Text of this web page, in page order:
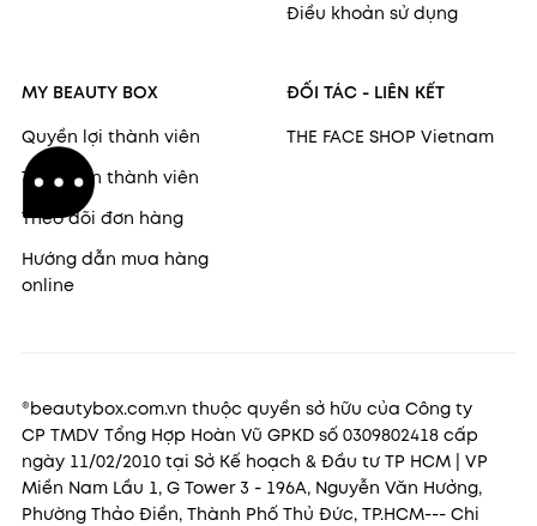
Điều khoản sử dụng
MY BEAUTY BOX
Quyền lợi thành viên
Thông tin thành viên
Theo dõi đơn hàng
Hướng dẫn mua hàng
online
ĐỐI TÁC - LIÊN KẾT
THE FACE SHOP Vietnam
®beautybox.com.vn thuộc quyền sở hữu của Công ty
CP TMDV Tổng Hợp Hoàn Vũ GPKD số 0309802418 cấp
ngày 11/02/2010 tại Sở Kế hoạch & Đầu tư TP HCM | VP
Miền Nam Lầu 1, G Tower 3 - 196A, Nguyễn Văn Hưởng,
Phường Thảo Điền, Thành Phố Thủ Đức, TP.HCM--- Chi